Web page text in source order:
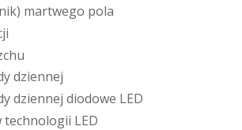
nik) martwego pola
ji
chu
ydziennej
ydziennej diodowe LED
technologii LED